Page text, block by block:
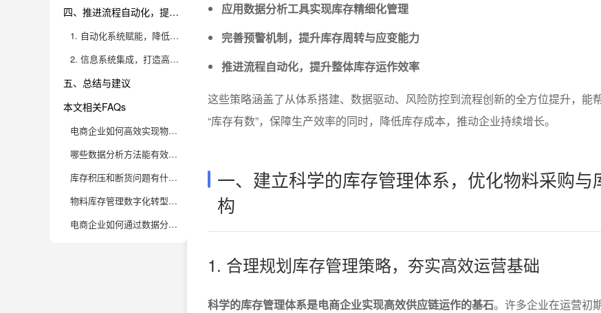
四、推进流程自动化，提升整体库存运作效率
1. 自动化系统赋能，降低人工成本与出错率
2. 信息系统集成，打造高效协同运作平台
五、总结与建议
本文相关FAQs
电商企业如何高效实现物料库存的精准把控？
哪些数据分析方法能有效提升物料库存管理水平？
库存积压和断货问题有什么有效预防手段？
物料库存管理数字化转型的难点有哪些？
电商企业如何通过数据分析提升物料采购与库存周转效率？
应用数据分析工具实现库存精细化管理
完善预警机制，提升库存周转与应变能力
推进流程自动化，提升整体库存运作效率
这些策略涵盖了从体系搭建、数据驱动、风险防控到流程创新的全方位提升，能
“库存有数”，保障生产效率的同时，降低库存成本，推动企业持续增长。
一、建立科学的库存管理体系，优化物料采购与
构
1. 合理规划库存管理策略，夯实高效运营基础
科学的库存管理体系是电商企业实现高效供应链运作的基石。许多企业在运营初